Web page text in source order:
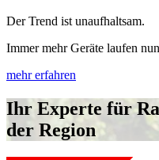
Der Trend ist unaufhaltsam.
Immer mehr Geräte laufen
mehr erfahren
Ihr Experte für
der Region